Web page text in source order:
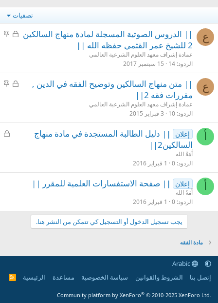
تصفيات
ع
م
م
|| الدروس الصوتية المسجلة لمادة منهاج السالكين
2 للشيخ عمر القثمي حفظه الله ||
عمادة إشراف معهد العلوم الشرعية العالمي
الردود 14 15 سبتمبر 2017
ع
م
م
|| متن منهاج السالكين وتوضيح الفقه في الدين ,
مقررات فقه 2||
عمادة إشراف معهد العلوم الشرعية العالمي
الردود 10 3 فبراير 2015
أ
م
إعلان
|| دليل الطالبة المستجدة في مادة منهاج
السالكين2||
أَمَةُ الله
الردود 0 1 فبراير 2016
أ إعلان || صفحة الاستفسارات العلمية للمقرر ||
أَمَةُ الله
الردود 0 1 فبراير 2016
يجب تسجيل الدخول أو التسجيل كي تتمكن من النشر هنا.
مادة الفقه
Arabic
إتصل بنا
الشروط والقوانين سياسة الخصوصية مساعدة الرئيسية
R
Community platform by XenForo® © 2010-2025 XenForo Ltd.